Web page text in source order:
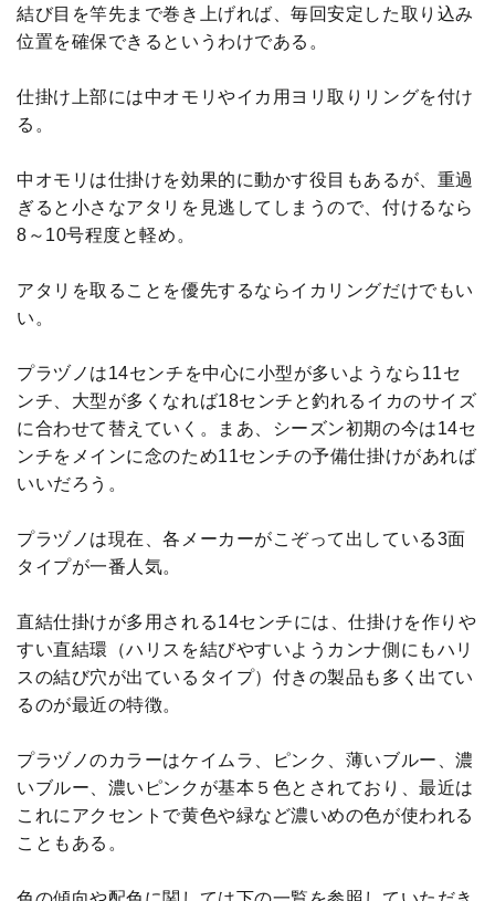
結び目を竿先まで巻き上げれば、毎回安定した取り込み
位置を確保できるというわけである。
仕掛け上部には中オモリやイカ用ヨリ取りリングを付け
る。
中オモリは仕掛けを効果的に動かす役目もあるが、重過
ぎると小さなアタリを見逃してしまうので、付けるなら
8～10号程度と軽め。
アタリを取ることを優先するならイカリングだけでもい
い。
プラヅノは14センチを中心に小型が多いようなら11セ
ンチ、大型が多くなれば18センチと釣れるイカのサイズ
に合わせて替えていく。まあ、シーズン初期の今は14セ
ンチをメインに念のため11センチの予備仕掛けがあれば
いいだろう。
プラヅノは現在、各メーカーがこぞって出している3面
タイプが一番人気。
直結仕掛けが多用される14センチには、仕掛けを作りや
すい直結環（ハリスを結びやすいようカンナ側にもハリ
スの結び穴が出ているタイプ）付きの製品も多く出てい
るのが最近の特徴。
プラヅノのカラーはケイムラ、ピンク、薄いブルー、濃
いブルー、濃いピンクが基本５色とされており、最近は
これにアクセントで黄色や緑など濃いめの色が使われる
こともある。